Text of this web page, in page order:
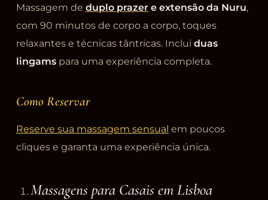
Massagem de duplo prazere extensão da Nuru,
com 90 minutos de corpo a corpo, toques
relaxantes e técnicas tântricas. Inclui duas
lingamspara uma experiência completa.
Como Reservar
Reserve sua massagem sensual em poucos
cliques e garanta uma experiência única.
Massagens para Casais em Lisboa